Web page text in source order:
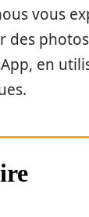
vous
des
en